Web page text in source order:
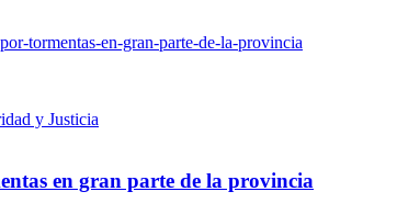
y Justicia
en gran parte de la provincia